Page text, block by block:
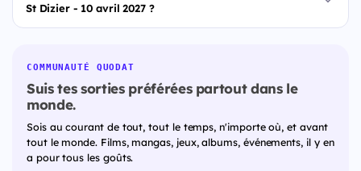
St Dizier - 10 avril 2027 ?
COMMUNAUTÉ QUODAT
Suis tes sorties préférées partout dans le
monde.
Sois au courant de tout, tout le temps, n'importe où, et avant
tout le monde. Films, mangas, jeux, albums, événements, il y en
a pour tous les goûts.